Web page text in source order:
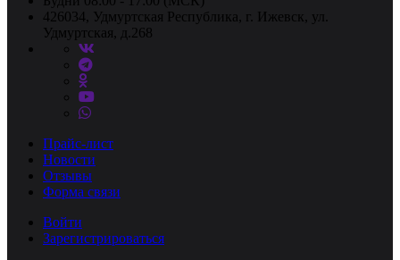
426034, Удмуртская Республика, г. Ижевск, ул.
Удмуртская, д.268
Прайс-лист
Новости
Отзывы
Форма связи
Войти
Зарегистрироваться